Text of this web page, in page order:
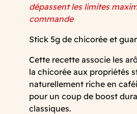
dépassent les limites
commande
Stick 5g de chicorée et
Cette recette associe les
la chicorée aux propriétés
naturellement riche en
pour un coup de boost
classiques.